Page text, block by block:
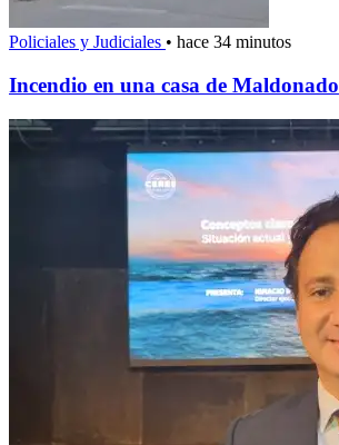
Policiales y Judiciales • hace 34 minutos
Incendio en una casa de Maldonado